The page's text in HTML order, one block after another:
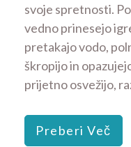
svoje spretnosti.
vedno prinesejo
pretakajo vodo,
škropijo in
prijetno osvežijo,
Preberi Več